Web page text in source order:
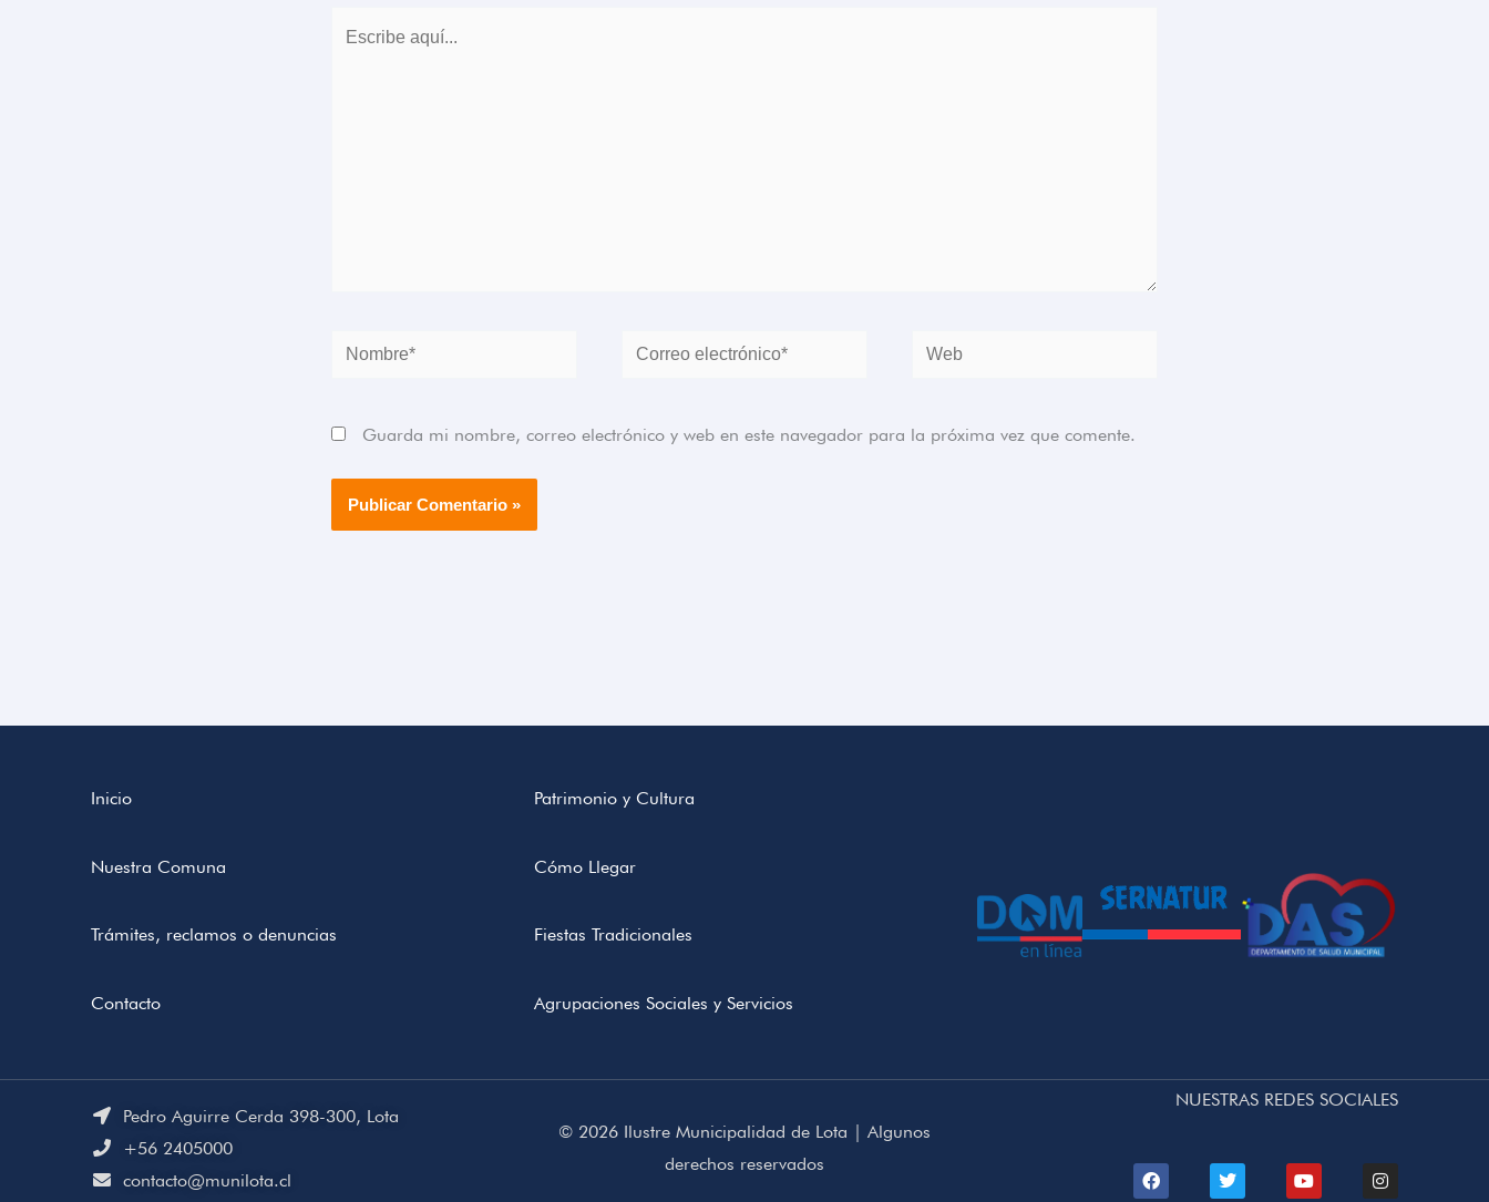
Nombre*
Correo
Web
Guarda mi nombre, correo electrónico y web en este navegador para la próxima vez que comente.
Inicio
Nuestra Comuna
Trámites, reclamos o denuncias
Contacto
Patrimonio y Cultura
Cómo Llegar
Fiestas Tradicionales
Agrupaciones Sociales y Servicios
Pedro Aguirre Cerda 398-300, Lota
+56 2405000
contacto@munilota.cl
© 2026 Ilustre Municipalidad de Lota | Algunos
derechos reservados
NUESTRAS REDES SOCIALES
F
a
T
w
Y
o
I
n